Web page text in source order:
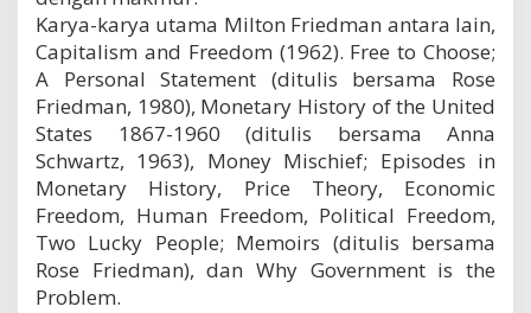
Karya-karya utama Milton Friedman antara lain,
Capitalism and Freedom (1962). Free to Choose;
A Personal Statement (ditulis bersama Rose
Friedman, 1980), Monetary History of the United
States 1867-1960 (ditulis bersama Anna
Schwartz, 1963), Money Mischief; Episodes in
Monetary History, Price Theory, Economic
Freedom, Human Freedom, Political Freedom,
Two Lucky People; Memoirs (ditulis bersama
Rose Friedman), dan Why Government is the
Problem.